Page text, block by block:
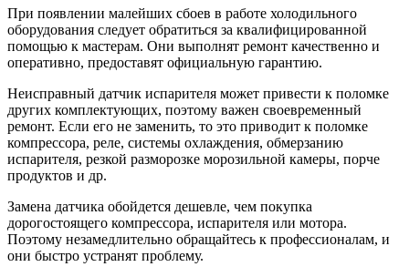
При появлении малейших сбоев в работе холодильного
оборудования следует обратиться за квалифицированной
помощью к мастерам. Они выполнят ремонт качественно и
оперативно, предоставят официальную гарантию.
Неисправный датчик испарителя может привести к поломке
других комплектующих, поэтому важен своевременный
ремонт. Если его не заменить, то это приводит к поломке
компрессора, реле, системы охлаждения, обмерзанию
испарителя, резкой разморозке морозильной камеры, порче
продуктов и др.
Замена датчика обойдется дешевле, чем покупка
дорогостоящего компрессора, испарителя или мотора.
Поэтому незамедлительно обращайтесь к профессионалам, и
они быстро устранят проблему.